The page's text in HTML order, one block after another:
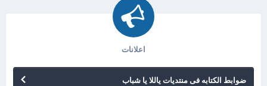
اعلانات
ضوابط الكتابه فى منتديات ياللا يا شباب